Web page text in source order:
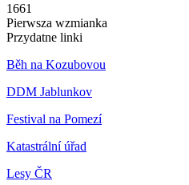
1661
Pierwsza wzmianka
Przydatne linki
Běh na Kozubovou
DDM Jablunkov
Festival na Pomezí
Katastrální úřad
Lesy ČR